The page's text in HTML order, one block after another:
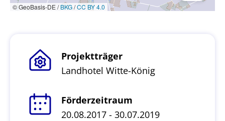
© GeoBasis-DE /BKG/CC BY 4.0
Projektträger
Landhotel Witte-König
Förderzeitraum
20.08.2017 - 30.07.2019